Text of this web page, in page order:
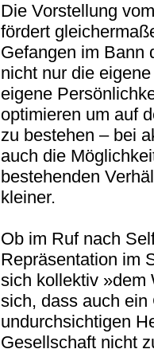
Die Vorstellung
fördert
Gefangen im Bann
nicht nur die
eigene
optimieren um auf
zu bestehen – bei
auch die
bestehenden
kleiner.
Ob im Ruf nach
Repräsentation im
sich kollektiv »dem
sich, dass auch
undurchsichtigen
Gesellschaft nicht